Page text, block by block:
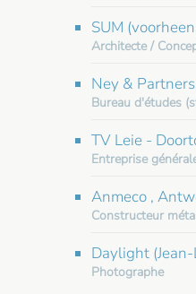
SUM
Architecte /
Ney &
Bureau d'études
TV Leie -
Entreprise
Anmeco ,
Constructeur
Daylight
Photographe